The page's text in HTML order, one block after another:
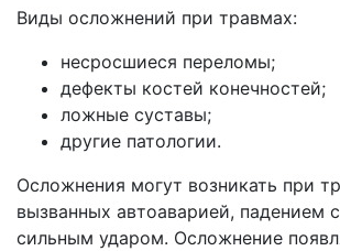
Виды осложнений при травмах:
несросшиеся переломы;
дефекты костей конечностей;
ложные суставы;
другие патологии.
Осложнения могут возникать при
вызванных автоаварией, падением
сильным ударом. Осложнение